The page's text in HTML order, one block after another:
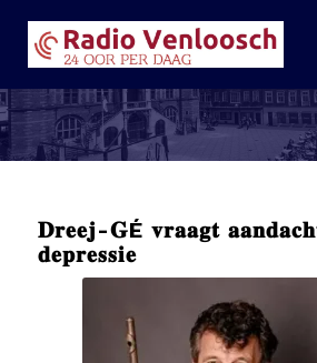
𝐃𝐫𝐞𝐞𝐣-𝐆É 𝐯𝐫𝐚𝐚𝐠𝐭
𝐝𝐞𝐩𝐫𝐞𝐬𝐬𝐢𝐞